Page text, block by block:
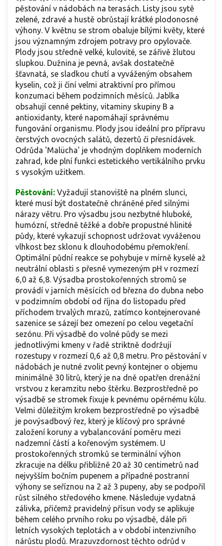
pěstování v nádobách na terasách. Listy jsou sytě
zelené, zdravé a hustě obrůstají krátké plodonosné
výhony. V květnu se strom obaluje bílými květy, které
jsou významným zdrojem potravy pro opylovače.
Plody jsou středně velké, kulovité, se zářivě žlutou
slupkou. Dužnina je pevná, avšak dostatečně
šťavnatá, se sladkou chutí a vyváženým obsahem
kyselin, což ji činí velmi atraktivní pro přímou
konzumaci během podzimních měsíců. Jablka
obsahují cenné pektiny, vitaminy skupiny B a
antioxidanty, které napomáhají správnému
fungování organismu. Plody jsou ideální pro přípravu
čerstvých ovocných salátů, dezertů či přesnídávek.
Odrůda 'Malücha' je vhodným doplňkem moderních
zahrad, kde plní funkci estetického vertikálního prvku
s vysokým užitkem.
Pěstování: Vyžadují stanoviště na plném slunci,
které musí být dostatečně chráněné před silnými
nárazy větru. Pro výsadbu jsou nezbytné hluboké,
humózní, středně těžké a dobře propustné hlinité
půdy, které vykazují schopnost udržovat vyváženou
vlhkost bez sklonu k dlouhodobému přemokření.
Optimální půdní reakce se pohybuje v mírně kyselé až
neutrální oblasti s přesně vymezeným pH v rozmezí
6,0 až 6,8. Výsadba prostokořenných stromů se
provádí v jarních měsících od března do dubna nebo
v podzimním období od října do listopadu před
příchodem trvalých mrazů, zatímco kontejnerované
sazenice se sázejí bez omezení po celou vegetační
sezónu. Při výsadbě do volné půdy se mezi
jednotlivými kmeny v řadě striktně dodržují
rozestupy v rozmezí 0,6 až 0,8 metru. Pro pěstování v
nádobách je nutné zvolit pevný kontejner o objemu
minimálně 30 litrů, který je na dně opatřen drenážní
vrstvou z keramzitu nebo štěrku. Bezprostředně po
výsadbě se stromek fixuje k pevnému opěrnému kůlu.
Velmi důležitým krokem bezprostředně po výsadbě
je povýsadbový řez, který je klíčový pro správné
založení koruny a vybalancování poměru mezi
nadzemní částí a kořenovým systémem. U
prostokořenných stromků se terminální výhon
zkracuje na délku přibližně 20 až 30 centimetrů nad
nejvyšším bočním pupenem a případné postranní
výhony se seříznou na 2 až 3 pupeny, aby se podpořil
růst silného středového kmene. Následuje vydatná
zálivka, přičemž pravidelný přísun vody se aplikuje
během celého prvního roku po výsadbě, dále při
letních vysokých teplotách a v období intenzivního
nárůstu plodů. Mrazuvzdornost těchto odrůd v